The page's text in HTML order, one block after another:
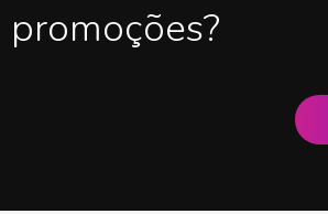
promoções?